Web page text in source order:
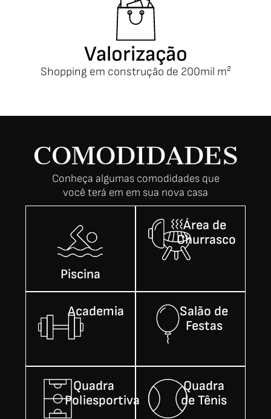
Valorização
Shopping em construção de 200mil m²
COMODIDADES
Conheça algumas comodidades que
você terá em em sua nova casa
Piscina
Área de
Churrasco
Academia
Salão de
Festas
Quadra
Poliesportiva
Quadra
de Tênis